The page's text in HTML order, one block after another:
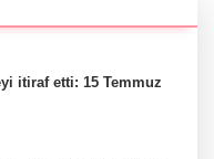
itiraf etti: 15 Temmuz